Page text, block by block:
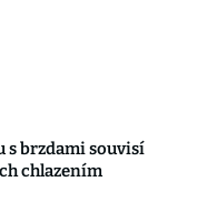
s brzdami souvisí
chlazením